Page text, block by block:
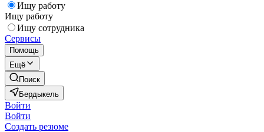
Ищу работу
Ищу работу
Ищу сотрудника
Сервисы
Помощь
Ещё
Поиск
Бердыкель
Войти
Войти
Создать резюме